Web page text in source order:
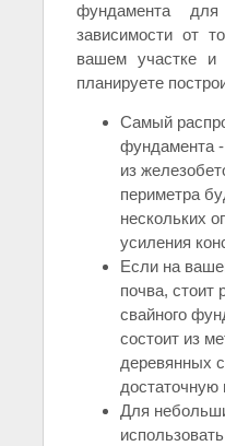
фундамента
зависимости от
вашем участке
планируете
Самый
фундамента
из
периметра
нескольких
усиления
Если на
почва, стоит
свайного
состоит из
деревянных
достаточную
Для